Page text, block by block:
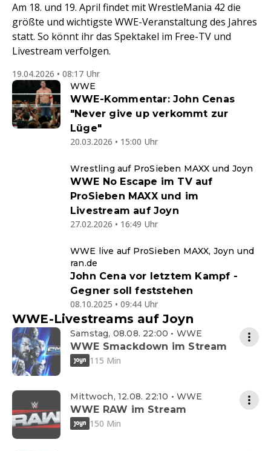
Am 18. und 19. April findet mit WrestleMania 42 die
größte und wichtigste WWE-Veranstaltung des Jahres
statt. So könnt ihr das Spektakel im Free-TV und
Livestream verfolgen.
19.04.2026 • 08:17 Uhr
WWE
WWE-Kommentar: John Cenas
"Never give up verkommt zur
Lüge"
20.03.2026 • 15:00 Uhr
Wrestling auf ProSieben MAXX und Joyn
WWE No Escape im TV auf
ProSieben MAXX und im
Livestream auf Joyn
27.02.2026 • 16:49 Uhr
WWE live auf ProSieben MAXX, Joyn und
ran.de
John Cena vor letztem Kampf -
Gegner soll feststehen
08.10.2025 • 09:44 Uhr
WWE-Livestreams auf Joyn
Samstag, 08.08. 22:00 • WWE
WWE Smackdown im Stream
115 Min
Mittwoch, 12.08. 22:10 • WWE
WWE RAW im Stream
150 Min